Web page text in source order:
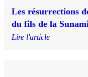
Les résurrections
du fils de la
Lire l'article